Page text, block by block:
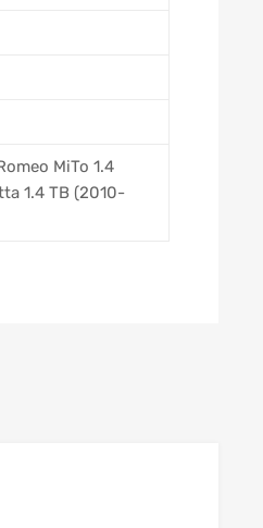
MiTo 1.4
1.4 TB (2010-